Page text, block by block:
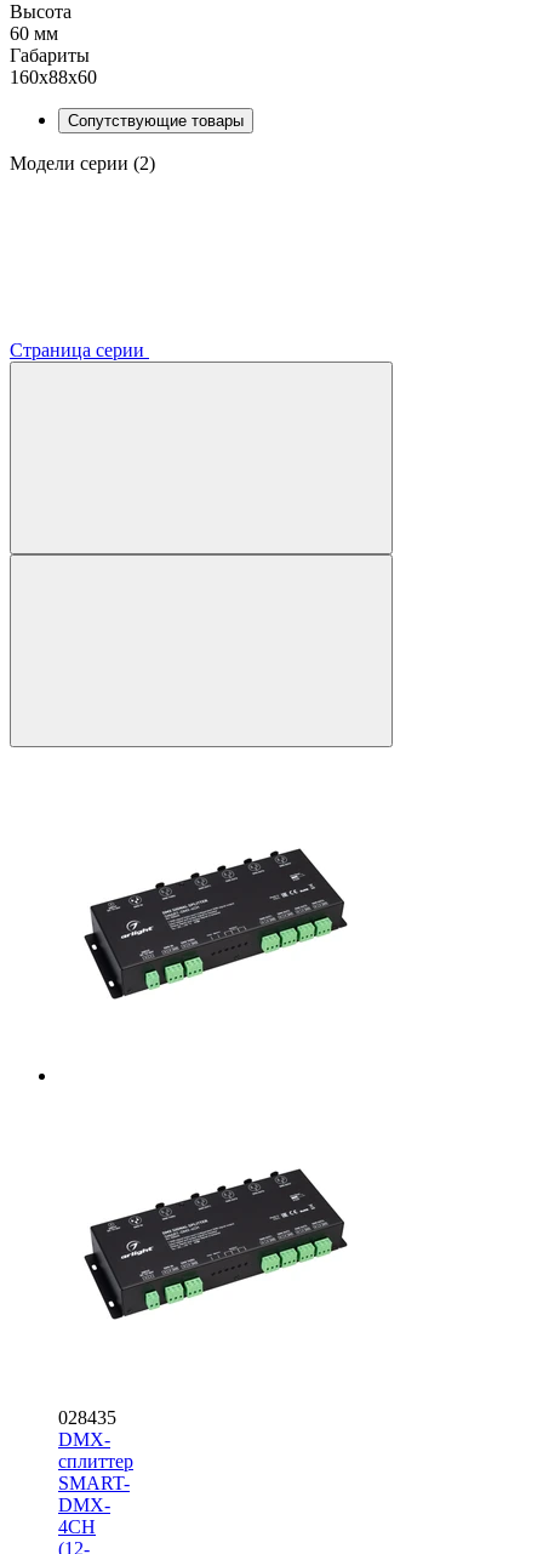
Высота
60 мм
Габариты
160х88х60
Сопутствующие товары
Модели серии (2)
Страница серии
028435
DMX-
сплиттер
SMART-
DMX-
4CH
(12-